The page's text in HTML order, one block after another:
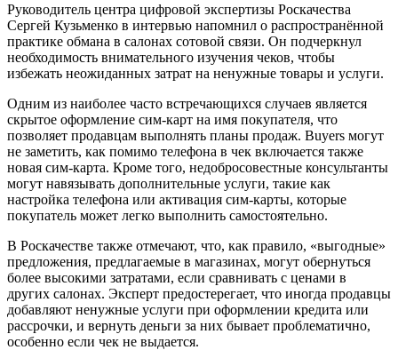
Руководитель центра цифровой экспертизы Роскачества
Сергей Кузьменко в интервью напомнил о распространённой
практике обмана в салонах сотовой связи. Он подчеркнул
необходимость внимательного изучения чеков, чтобы
избежать неожиданных затрат на ненужные товары и услуги.
Одним из наиболее часто встречающихся случаев является
скрытое оформление сим-карт на имя покупателя, что
позволяет продавцам выполнять планы продаж. Buyers могут
не заметить, как помимо телефона в чек включается также
новая сим-карта. Кроме того, недобросовестные консультанты
могут навязывать дополнительные услуги, такие как
настройка телефона или активация сим-карты, которые
покупатель может легко выполнить самостоятельно.
В Роскачестве также отмечают, что, как правило, «выгодные»
предложения, предлагаемые в магазинах, могут обернуться
более высокими затратами, если сравнивать с ценами в
других салонах. Эксперт предостерегает, что иногда продавцы
добавляют ненужные услуги при оформлении кредита или
рассрочки, и вернуть деньги за них бывает проблематично,
особенно если чек не выдается.